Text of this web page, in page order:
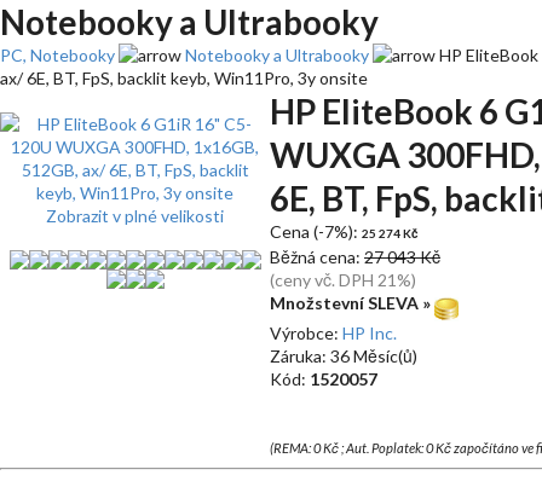
Notebooky a Ultrabooky
PC, Notebooky Notebooky a Ultrabooky
HP
ax/ 6E, BT, FpS, backlit keyb, Win11Pro, 3y onsite
Zobrazit v plné velikosti
HP EliteBook 6
WUXGA
6E, BT, FpS,
Cena (-7%): 25 274 Kč
Běžná cena: 27 043 Kč
(ceny vč. DPH 21%)
Množstevní SLEVA »
Výrobce: HP Inc.
Záruka: 36 Měsíc(ů)
Kód: 1520057
(REMA: 0 Kč ; Aut. Poplatek: 0 Kč započítáno